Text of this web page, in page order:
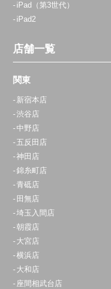
横浜店
11:00～20:00
0800-800-5919
青葉台店
10:00～20:00
0120-826-609
大和店
10:00～19:00
定休日：
0120-540-549
iPad（第3世代）
iPad2
店舗一覧
関東
新宿本店
渋谷店
中野店
五反田店
神田店
錦糸町店
青砥店
田無店
埼玉入間店
朝霞店
大宮店
横浜店
大和店
座間相武台店